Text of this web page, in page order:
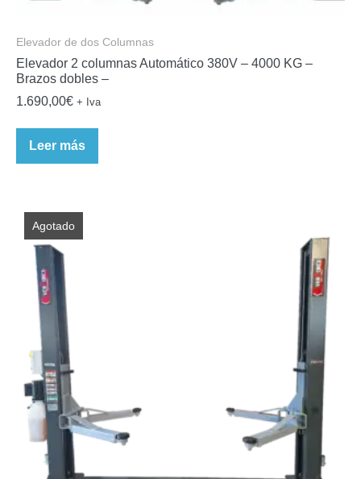
Elevador de dos Columnas
Elevador 2 columnas Automático 380V – 4000 KG –
Brazos dobles –
1.690,00€ + Iva
Leer más
Agotado